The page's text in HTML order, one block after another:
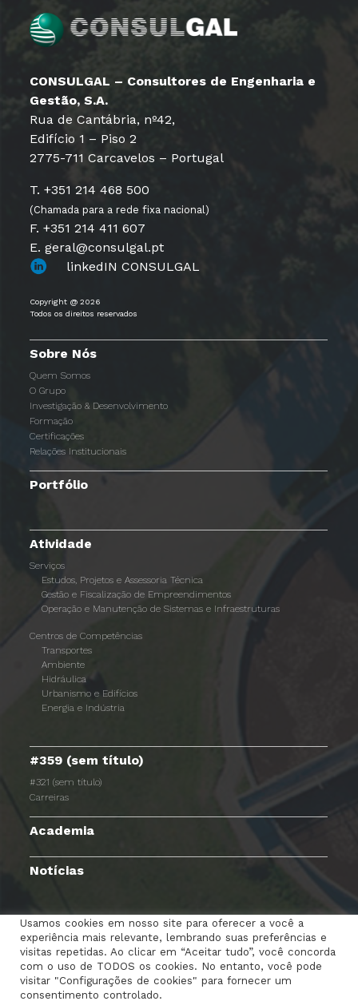
CONSULGAL – Consultores de Engenharia e
Gestão, S.A.
Rua de Cantábria, nº42,
Edifício 1 – Piso 2
2775-711 Carcavelos – Portugal
T. +351 214 468 500
(Chamada para a rede fixa nacional)
F. +351 214 411 607
E. geral@consulgal.pt
linkedIN CONSULGAL
Copyright @ 2026
Todos os direitos reservados
Sobre Nós
Quem Somos
O Grupo
Investigação & Desenvolvimento
Formação
Certificações
Relações Institucionais
Portfólio
Atividade
Serviços
Estudos, Projetos e Assessoria Técnica
Gestão e Fiscalização de Empreendimentos
Operação e Manutenção de Sistemas e Infraestruturas
Centros de Competências
Transportes
Ambiente
Hidráulica
Urbanismo e Edifícios
Energia e Indústria
#359 (sem título)
#321 (sem título)
Carreiras
Academia
Notícias
TERMOS E CONDIÇÕES AVISO DE PRIVACIDADE
POLÍTICA DE COOKIES RGPC CANAL DENÚNCIAS
PORTAL DOS COLABORADORES
Usamos cookies em nosso site para oferecer a você a
experiência mais relevante, lembrando suas preferências e
visitas repetidas. Ao clicar em “Aceitar tudo”, você concorda
com o uso de TODOS os cookies. No entanto, você pode
visitar "Configurações de cookies" para fornecer um
consentimento controlado.